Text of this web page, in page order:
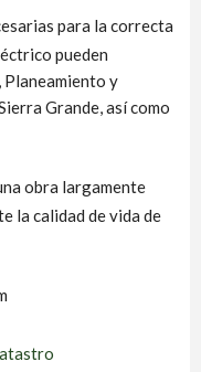
para la correcta
pueden
Planeamiento y
Grande, así como
obra largamente
la calidad de vida de